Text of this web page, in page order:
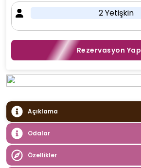
2 Yetişkin
Rezervasyon Yap
Açıklama
Odalar
Özellikler